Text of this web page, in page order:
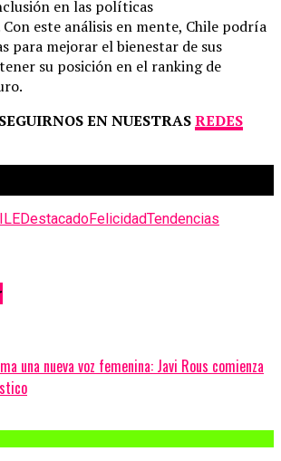
en las políticas
este análisis en mente, Chile podría
para mejorar el bienestar de sus
su posición en el ranking de
EN NUESTRASREDES
DestacadoFelicidadTendencias
una nueva voz femenina: Javi Rous comienza